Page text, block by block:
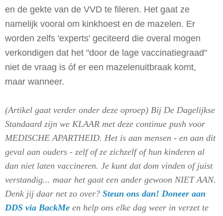
en de gekte van de VVD te fileren. Het gaat ze
namelijk vooral om kinkhoest en de mazelen. Er
worden zelfs 'experts' geciteerd die overal mogen
verkondigen dat het "door de lage vaccinatiegraad"
niet de vraag is óf er een mazelenuitbraak komt,
maar wanneer.
(Artikel gaat verder onder deze oproep) Bij De Dagelijkse
Standaard zijn we KLAAR met deze continue push voor
MEDISCHE APARTHEID. Het is aan mensen - en aan dit
geval aan ouders - zelf of ze zichzelf of hun kinderen al
dan niet laten vaccineren. Je kunt dat dom vinden of juist
verstandig... maar het gaat een ander gewoon NIET AAN.
Denk jij daar net zo over? Steun ons dan! Doneer aan
DDS via BackMe en help ons elke dag weer in verzet te